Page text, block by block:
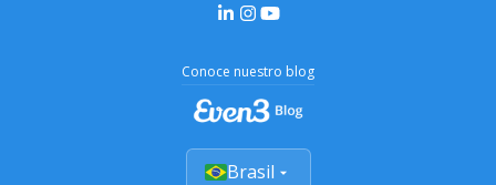
Conoce nuestro blog
Brasil